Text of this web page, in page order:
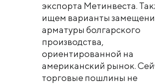
экспорта Метинвеста.
ищем варианты
арматуры болгарского
производства,
ориентированной на
американский рынок.
торговые пошлины не